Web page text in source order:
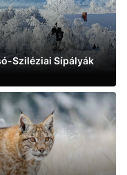
Sziléziai Sípályák
more